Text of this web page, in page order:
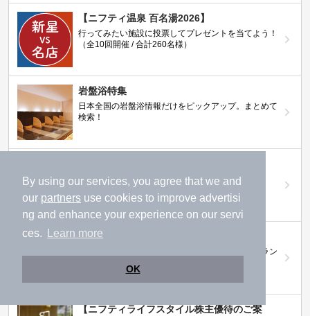
By using our services, you agree that we and
our partners use cookies to improve advertisi
ng and enhance your experience on our servi
ces.
Learn more
OK
【ニフティ温泉 百名湯2026】
行ってみたい施設に投票してプレゼントを当てよう！
（全10回開催 / 合計260名様）
岩盤浴特集
日本全国の岩盤浴情報だけをピックアップ。まとめて
検索！
温泉にもっと行きたくなる！お得な情報を掲載中
ニフティ温泉 おふろパス
温浴施設をお得に楽しめるサブスクリプションプラン
【ニフティライフスタイル株主優待のご案